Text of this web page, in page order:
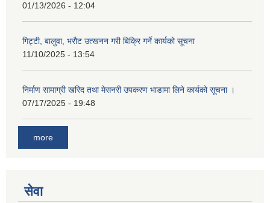
01/13/2026 - 12:04
गिट्टी, बालुवा, भरौट उत्खनन गरी बिक्रि गर्ने कार्यको सूचना
11/10/2025 - 13:54
निर्माण सामाग्री खरिद तथा मेसनरी उपकरण भाडामा लिने कार्यको सूचना ।
07/17/2025 - 19:48
more
सेवा